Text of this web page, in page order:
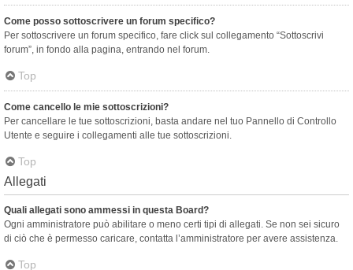
Come posso sottoscrivere un forum specifico?
Per sottoscrivere un forum specifico, fare click sul collegamento “Sottoscrivi
forum”, in fondo alla pagina, entrando nel forum.
Top
Come cancello le mie sottoscrizioni?
Per cancellare le tue sottoscrizioni, basta andare nel tuo Pannello di Controllo
Utente e seguire i collegamenti alle tue sottoscrizioni.
Top
Allegati
Quali allegati sono ammessi in questa Board?
Ogni amministratore può abilitare o meno certi tipi di allegati. Se non sei sicuro
di ciò che è permesso caricare, contatta l’amministratore per avere assistenza.
Top